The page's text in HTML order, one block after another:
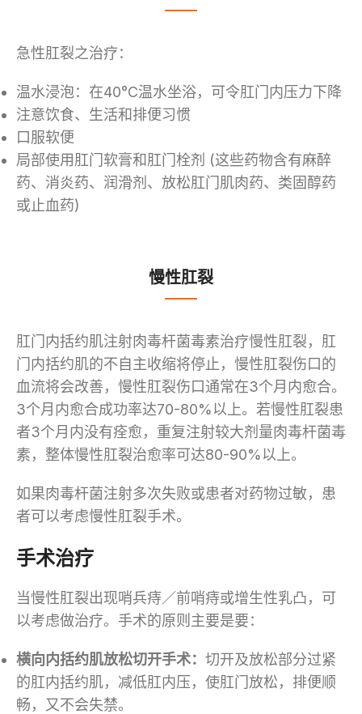
急性肛裂之治疗：
温水浸泡：在40°C温水坐浴，可令肛门内压力下降
注意饮食、生活和排便习惯
口服软便
局部使用肛门软膏和肛门栓剂 (这些药物含有麻醉
药、消炎药、润滑剂、放松肛门肌肉药、类固醇药
或止血药)
慢性肛裂
肛门内括约肌注射肉毒杆菌毒素治疗慢性肛裂，肛
门内括约肌的不自主收缩将停止，慢性肛裂伤口的
血流将会改善，慢性肛裂伤口通常在3个月内愈合。
3个月内愈合成功率达70-80%以上。若慢性肛裂患
者3个月内没有痊愈，重复注射较大剂量肉毒杆菌毒
素，整体慢性肛裂治愈率可达80-90%以上。
如果肉毒杆菌注射多次失败或患者对药物过敏，患
者可以考虑慢性肛裂手术。
手术治疗
当慢性肛裂出现哨兵痔／前哨痔或增生性乳凸，可
以考虑做治疗。手术的原则主要是要：
横向内括约肌放松切开手术： 切开及放松部分过紧
的肛内括约肌，减低肛内压，使肛门放松，排便顺
畅，又不会失禁。